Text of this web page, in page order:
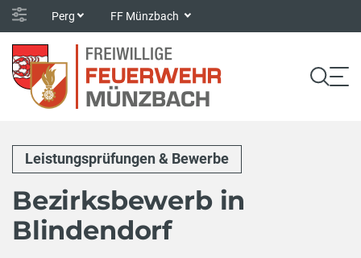
Perg FF Münzbach
Leistungsprüfungen & Bewerbe
Bezirksbewerb in
Blindendorf